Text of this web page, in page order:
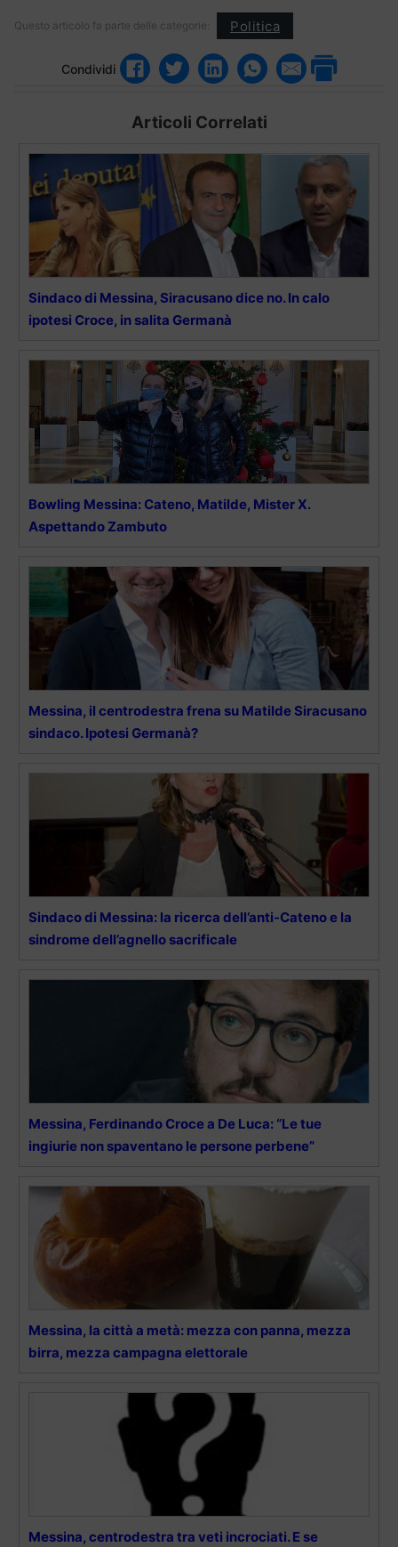
Questo articolo fa parte delle categorie: Politica
Condividi
Articoli Correlati
Sindaco di Messina, Siracusano dice no. In calo
ipotesi Croce, in salita Germanà
Bowling Messina: Cateno, Matilde, Mister X.
Aspettando Zambuto
Messina, il centrodestra frena su Matilde Siracusano
sindaco. Ipotesi Germanà?
Sindaco di Messina: la ricerca dell’anti-Cateno e la
sindrome dell’agnello sacrificale
Messina, Ferdinando Croce a De Luca: “Le tue
ingiurie non spaventano le persone perbene”
Messina, la città a metà: mezza con panna, mezza
birra, mezza campagna elettorale
Messina, centrodestra tra veti incrociati. E se